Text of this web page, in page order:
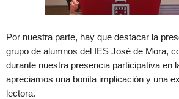
Por nuestra parte, hay que destacar la
grupo de alumnos del IES José de Mora,
durante nuestra presencia participativa en
apreciamos una bonita implicación y una
lectora.